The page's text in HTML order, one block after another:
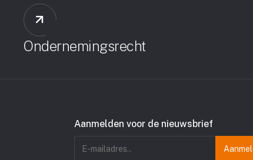
Ondernemingsrecht
Aanmelden voor de nieuwsbrief